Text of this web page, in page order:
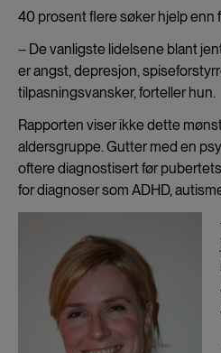
40 prosent flere søker hjelp enn
– De vanligste lidelsene blant
er angst, depresjon,
tilpasningsvansker, forteller hun.
Rapporten viser ikke dette
aldersgruppe. Gutter med en
oftere diagnostisert før
for diagnoser som ADHD,